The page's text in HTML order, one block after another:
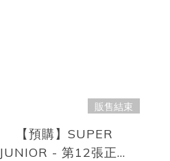
販售結束
【預購】SUPER
JUNIOR - 第12張正規